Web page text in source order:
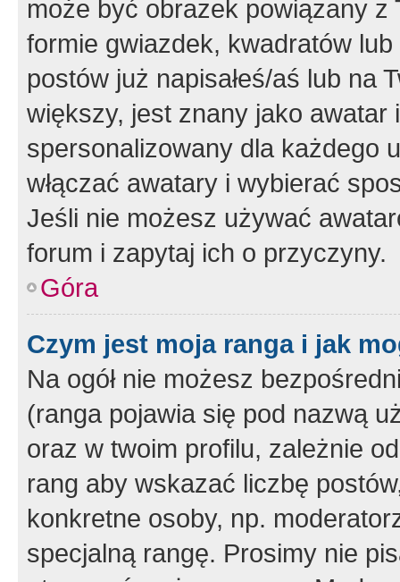
może być obrazek powiązany z
formie gwiazdek, kwadratów
postów już napisałeś/aś lub na
większy, jest znany jako
spersonalizowany dla każdego
włączać awatary i wybierać
Jeśli nie możesz używać
forum i zapytaj ich o przyczyny.
Góra
Czym jest moja ranga i jak
Na ogół nie możesz
(ranga pojawia się pod nazwą
oraz w twoim profilu, zależnie
rang aby wskazać liczbę
konkretne osoby, np.
specjalną rangę. Prosimy nie